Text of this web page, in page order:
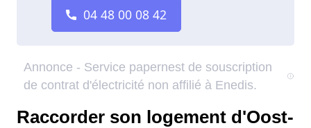
Raccorder son logement d'Oost-